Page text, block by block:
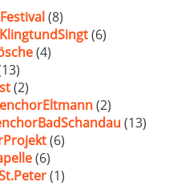
(8)
(6)
(4)
(2)
(2)
(13)
(6)
(6)
(1)